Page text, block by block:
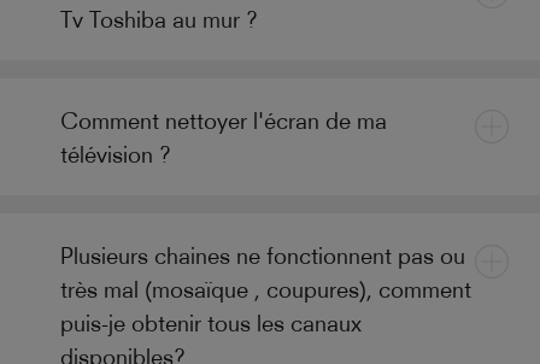
Tv Toshiba au mur ?
Comment nettoyer l'écran de ma
télévision ?
Plusieurs chaines ne fonctionnent pas ou
très mal (mosaïque , coupures), comment
puis-je obtenir tous les canaux
disponibles?